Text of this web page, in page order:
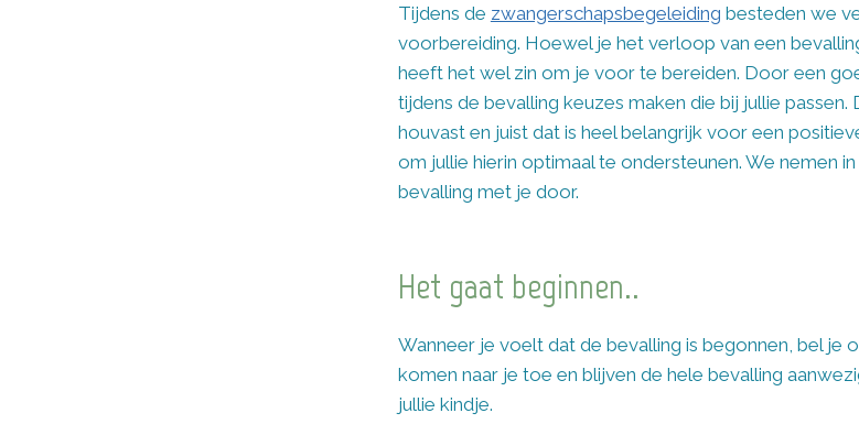
Tijdens de zwangerschapsbegeleiding besteden we
voorbereiding. Hoewel je het verloop van een
heeft het wel zin om je voor te bereiden. Door een
tijdens de bevalling keuzes maken die bij jullie
houvast en juist dat is heel belangrijk voor een
om jullie hierin optimaal te ondersteunen. We nemen
bevalling met je door.
Het gaat beginnen..
Wanneer je voelt dat de bevalling is begonnen, bel je
komen naar je toe en blijven de hele bevalling
jullie kindje.